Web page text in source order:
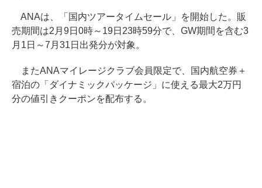
ANAは、「国内ツアータイムセール」を開始した。販
売期間は2月9日0時～19日23時59分で、GW期間を含む3
月1日～7月31日出発分が対象。
またANAマイレージクラブ会員限定で、国内航空券＋
宿泊の「ダイナミックパッケージ」に使える最大2万円
分の値引きクーポンを配布する。